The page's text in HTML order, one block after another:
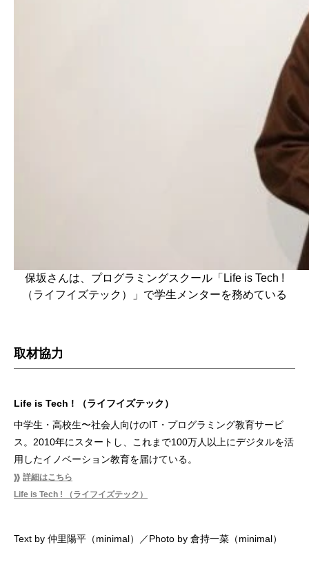
保坂さんは、プログラミングスクール「Life is Tech !
（ライフイズテック）」で学生メンターを務めている
取材協力
Life is Tech ! （ライフイズテック）
中学生・高校生〜社会人向けのIT・プログラミング教育サービ
ス。2010年にスタートし、これまで100万人以上にデジタルを活
用したイノベーション教育を届けている。
詳細はこちら
Life is Tech ! （ライフイズテック）
Text by 仲里陽平（minimal）／Photo by 倉持一菜（minimal）